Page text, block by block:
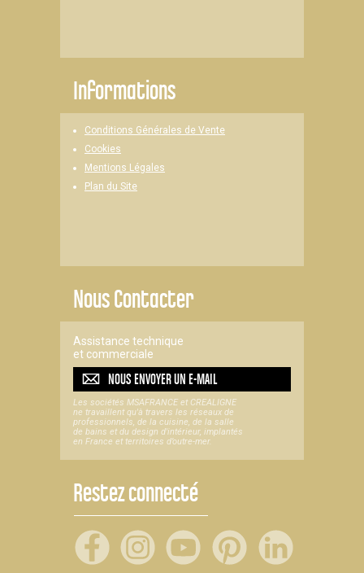
Informations
Conditions Générales de Vente
Cookies
Mentions Légales
Plan du Site
Nous Contacter
Assistance technique
et commerciale
NOUS ENVOYER UNE-MAIL
Les sociétés MSAFRANCE et CREALIGNE
ne travaillent qu'à travers les réseaux de
professionnels, de la cuisine, de la salle
de bains et du design d'intérieur, implantés
en France et territoires d’outre-mer.
Restez connecté